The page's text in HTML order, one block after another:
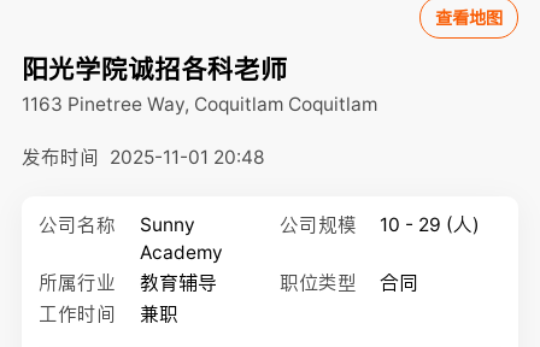
查看地图
阳光学院诚招各科老师
1163 Pinetree Way, Coquitlam Coquitlam
发布时间 2025-11-01 20:48
公司名称
Sunny
Academy
公司规模 10 - 29 (人)
所属行业 教育辅导 职位类型
合同
工作时间
兼职